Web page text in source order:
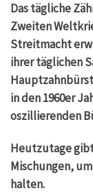
Das tägliche
Zweiten
Streitmacht
ihrer täglichen
in den 1960er
oszillierenden
Heutzutage
Mischungen,
halten.